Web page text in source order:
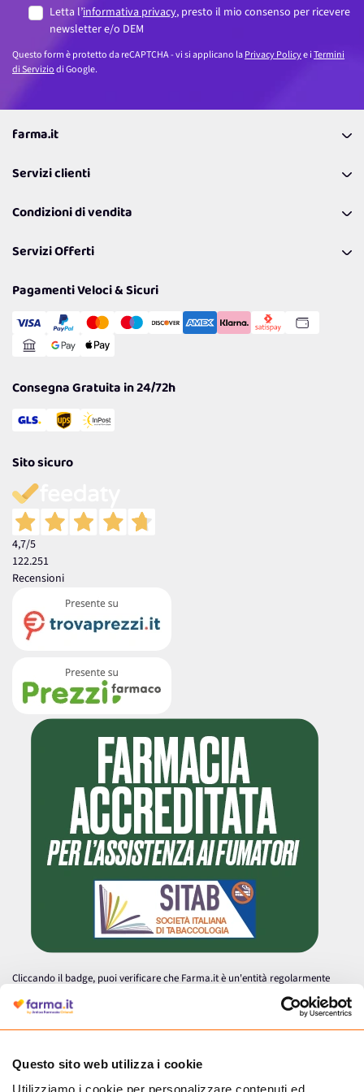
Questo sito web utilizza i cookie
Utilizziamo i cookie per personalizzare contenuti ed
Letta l’informativa privacy, presto il mio consenso per ricevere
newsletter e/o DEM
Questo form è protetto da reCAPTCHA - vi si applicano laPrivacy Policye iTermini
di Serviziodi Google.
farma.it
Coupon
Lavora con noi
Politiche per la parità di genere
Servizi clienti
Richiamami
Resi
Condizioni di vendita
Spedizioni
Cookie Policy
Gestisci Cookie
Servizi Offerti
Reso Facile e Veloce
Pagamenti Veloci & Sicuri
Consegna Gratuita in 24/72h
Sito sicuro
4,7/5
122.251
Recensioni
Cliccando il badge, puoi verificare che Farma.it è un'entità regolarmente
autorizzata dal Ministero della Salute a effettuare la vendita online di
medicinali.